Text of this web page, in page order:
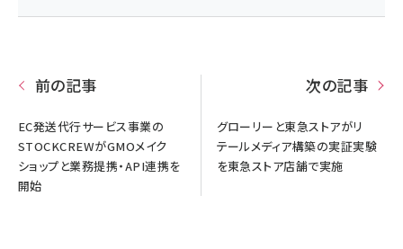
前の記事
EC発送代行サービス事業の
STOCKCREWがGMOメイク
ショップと業務提携・API連携を
開始
次の記事
グローリーと東急ストアがリ
テールメディア構築の実証実験
を東急ストア店舗で実施